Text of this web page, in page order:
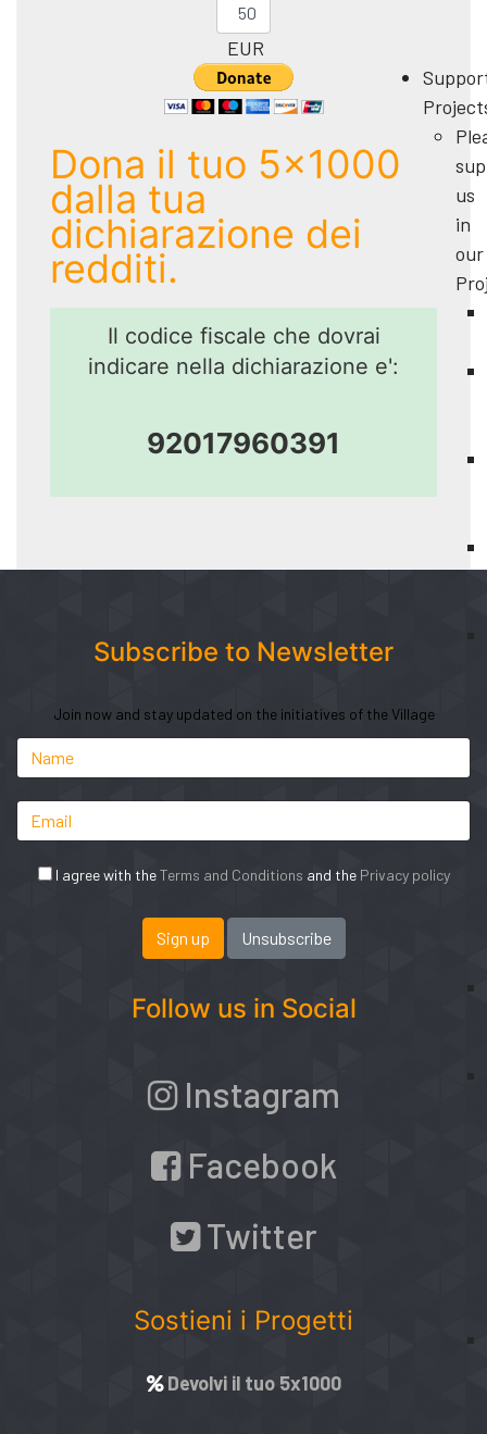
us
in
our
EUR
Dona il tuo 5x1000
dalla tua
dichiarazione dei
redditi.
Il codice fiscale che dovrai
indicare nella dichiarazione e':
92017960391
Subscribe to Newsletter
Join now and stay updated on the initiatives of the Village
I agree with theTerms and Conditions and the Privacy policy
Follow us in Social
Instagram
Facebook
Twitter
Sostieni i Progetti
Devolvi il tuo 5x1000